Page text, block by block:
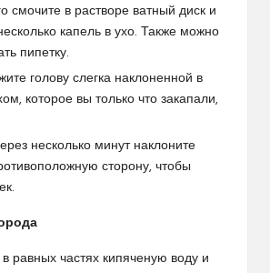
смочите в растворе ватный диск и
капель в ухо. Также можно
пипетку.
голову слегка наклоненной в
которое вы только что закапали,
несколько минут наклоните
сторону, чтобы
равных частях кипяченую воду и